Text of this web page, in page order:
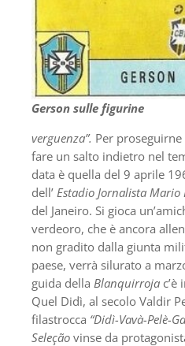
Gerson sulle figurine
verguenza”. Per
fare un salto indietro nel
data è quella del 9 aprile
dell’ Estadio Jornalista Mario
del Janeiro. Si gioca
verdeoro, che è ancora
non gradito dalla giunta
paese, verrà silurato a
guida della Blanquirroja
Quel Didì, al secolo Valdir
filastrocca “Didì-Vavà-Pelè-
Seleção vinse da